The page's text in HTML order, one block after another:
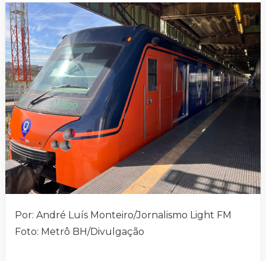
Por: André Luís Monteiro/Jornalismo Light FM
Foto: Metrô BH/Divulgação